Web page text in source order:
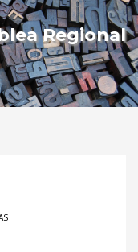
Regional